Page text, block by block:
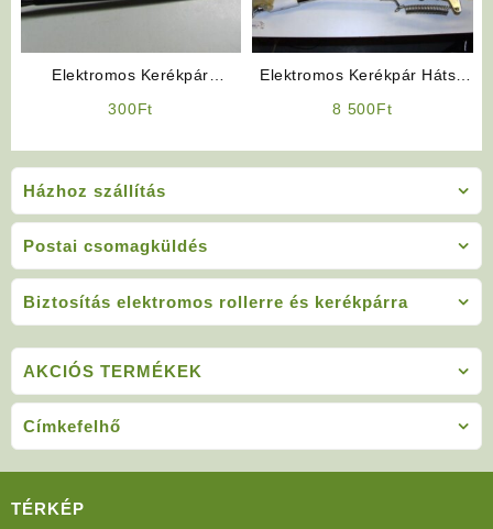
Házhoz szállítás
Postai csomagküldés
Biztosítás elektromos rollerre és kerékpárra
Elektromos Kerékpár
300Ft
Elektromos Kerékpár Hátsó
8 500Ft
AKCIÓS TERMÉKEK
Címkefelhő
TÉRKÉP